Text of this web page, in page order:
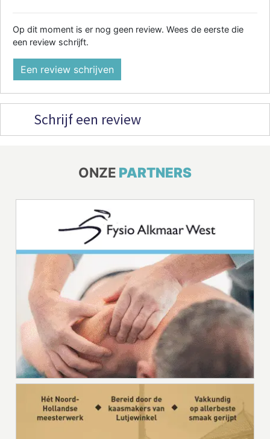
Op dit moment is er nog geen review. Wees de eerste die
een review schrijft.
Een review schrijven
Schrijf een review
ONZE PARTNERS